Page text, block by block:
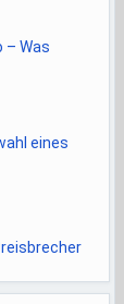
– Was
eines